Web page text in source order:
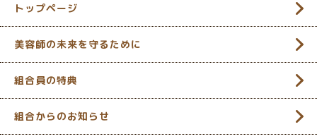
トップページ
美容師の未来を守るために
組合員の特典
組合からのお知らせ